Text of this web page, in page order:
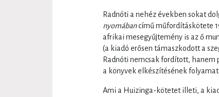
Radnóti a nehéz években sokat
nyomábancímű műfordításkötete
afrikai mesegyűjtemény is az ő
(a kiadó erősen támaszkodott a
Radnóti nemcsak fordított,
a könyvek elkészítésének
Ami a Huizinga-kötetet illeti, a